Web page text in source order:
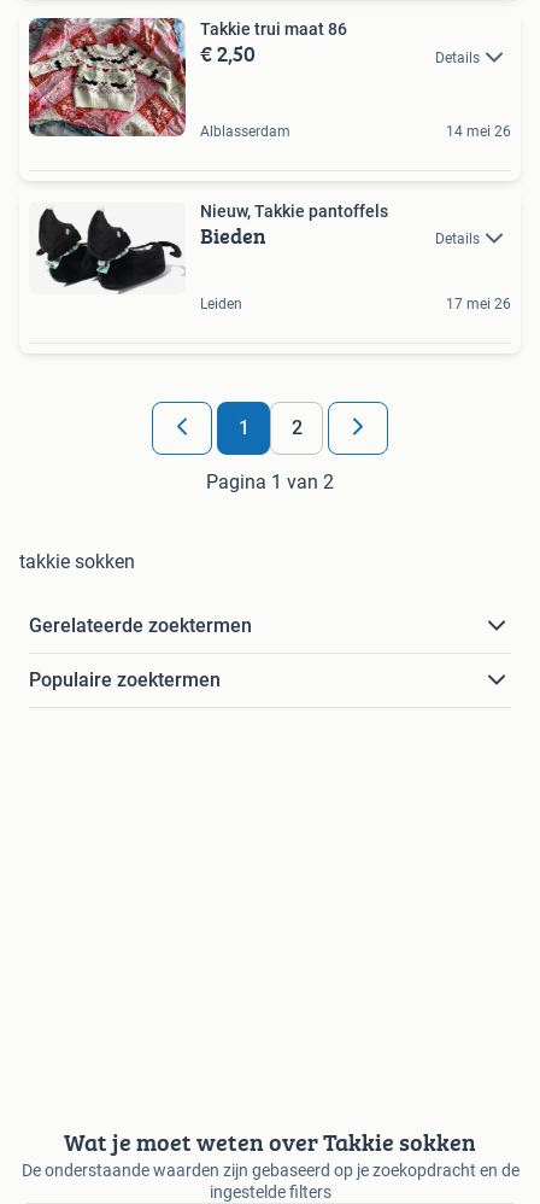
Takkie trui maat 86
€ 2,50 Details
Alblasserdam 14 mei 26
Nieuw, Takkie pantoffels
Bieden Details
Leiden 17 mei 26
1 2
Pagina 1 van 2
takkie sokken
Gerelateerde zoektermen
Populaire zoektermen
Wat je moet weten over Takkie sokken
De onderstaande waarden zijn gebaseerd op je zoekopdracht en de
ingestelde filters